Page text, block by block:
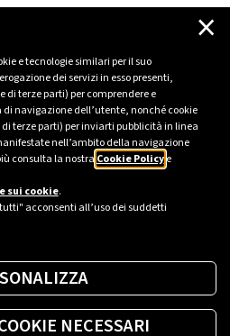
e tecnologie similari per il suo
dei servizi in esso presenti,
di terze parti) per comprendere e
di navigazione dell’utente, nonché cookie
di terze parti) per inviarti pubblicità in linea
nell’ambito della navigazione
consulta la nostra Cookie Policye
sui cookie.
acconsenti all’uso dei suddetti
×
NECESSARI
con il recupero dei
o una PA?
più giusta per te.
una colonnina